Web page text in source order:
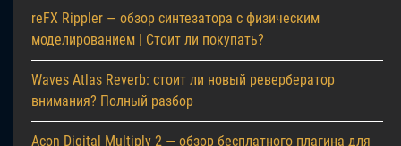
reFX Rippler — обзор синтезатора с физическим
моделированием | Стоит ли покупать?
Waves Atlas Reverb: стоит ли новый ревербератор
внимания? Полный разбор
Acon Digital Multiply 2 — обзор бесплатного плагина для